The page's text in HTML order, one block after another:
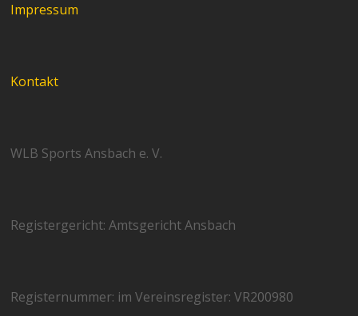
Impressum
Kontakt
WLB Sports Ansbach e. V.
Registergericht: Amtsgericht Ansbach
Registernummer: im Vereinsregister: VR200980